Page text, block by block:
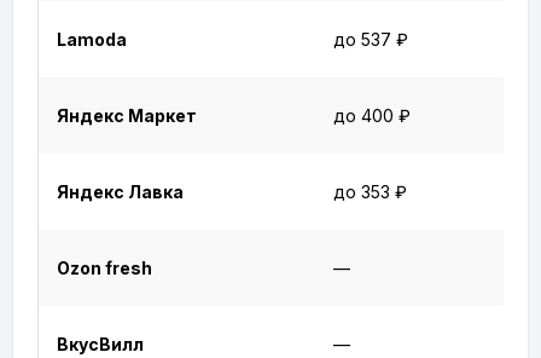
Lamoda до 537 ₽
Яндекс Маркет до 400 ₽
Яндекс Лавка до 353 ₽
Ozon fresh —
ВкусВилл —